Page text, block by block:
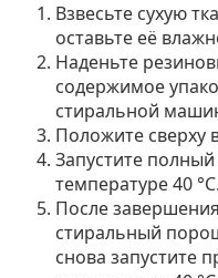
Взвесьте сухую
оставьте её
Наденьте
содержимое
стиральной
Положите сверху
Запустите
температуре 40 °C.
После
стиральный
снова запустите